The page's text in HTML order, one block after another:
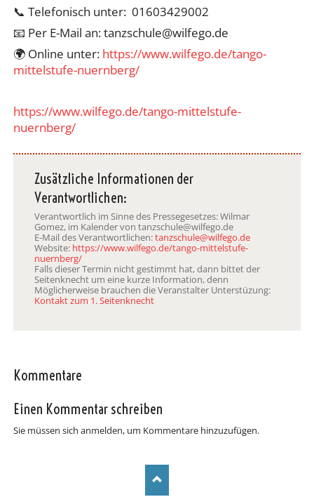
📞 Telefonisch unter: 01603429002
📧 Per E-Mail an: tanzschule@wilfego.de
🌍 Online unter: https://www.wilfego.de/tango-
mittelstufe-nuernberg/
https://www.wilfego.de/tango-mittelstufe-
nuernberg/
Zusätzliche Informationen der
Verantwortlichen:
Verantwortlich im Sinne des Pressegesetzes: Wilmar
Gomez, im Kalender von tanzschule@wilfego.de
E-Mail des Verantwortlichen:tanzschule@wilfego.de
Website: https://www.wilfego.de/tango-mittelstufe-
nuernberg/
Falls dieser Termin nicht gestimmt hat, dann bittet der
Seitenknecht um eine kurze Information, denn
Möglicherweise brauchen die Veranstalter Unterstüzung:
Kontakt zum 1. Seitenknecht
Kommentare
Einen Kommentar schreiben
Sie müssen sich anmelden, um Kommentare hinzuzufügen.